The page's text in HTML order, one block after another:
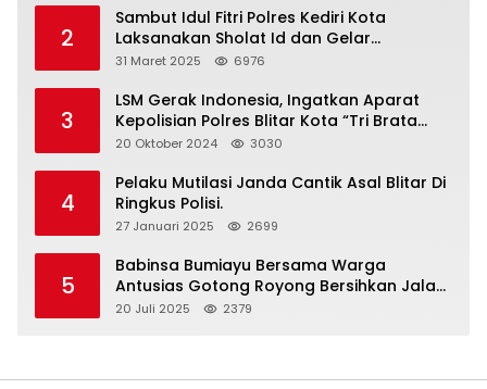
2
Sambut Idul Fitri Polres Kediri Kota
Laksanakan Sholat Id dan Gelar
Halalbihalal
31 Maret 2025 6976
3
LSM Gerak Indonesia, Ingatkan Aparat
Kepolisian Polres Blitar Kota “Tri Brata
Polri” Harus Diamalkan
20 Oktober 2024 3030
4
Pelaku Mutilasi Janda Cantik Asal Blitar Di
Ringkus Polisi.
27 Januari 2025 2699
5
Babinsa Bumiayu Bersama Warga
Antusias Gotong Royong Bersihkan Jalan
Dusun Banaran
20 Juli 2025 2379